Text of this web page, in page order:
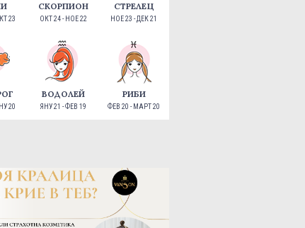
23
СКОРПИОН
ОКТ 24 - НОЕ 22
СТРЕЛЕЦ
НОЕ 23 - ДЕК 21
20
ВОДОЛЕЙ
ЯНУ 21 - ФЕВ 19
РИБИ
ФЕВ 20 - МАРТ 20